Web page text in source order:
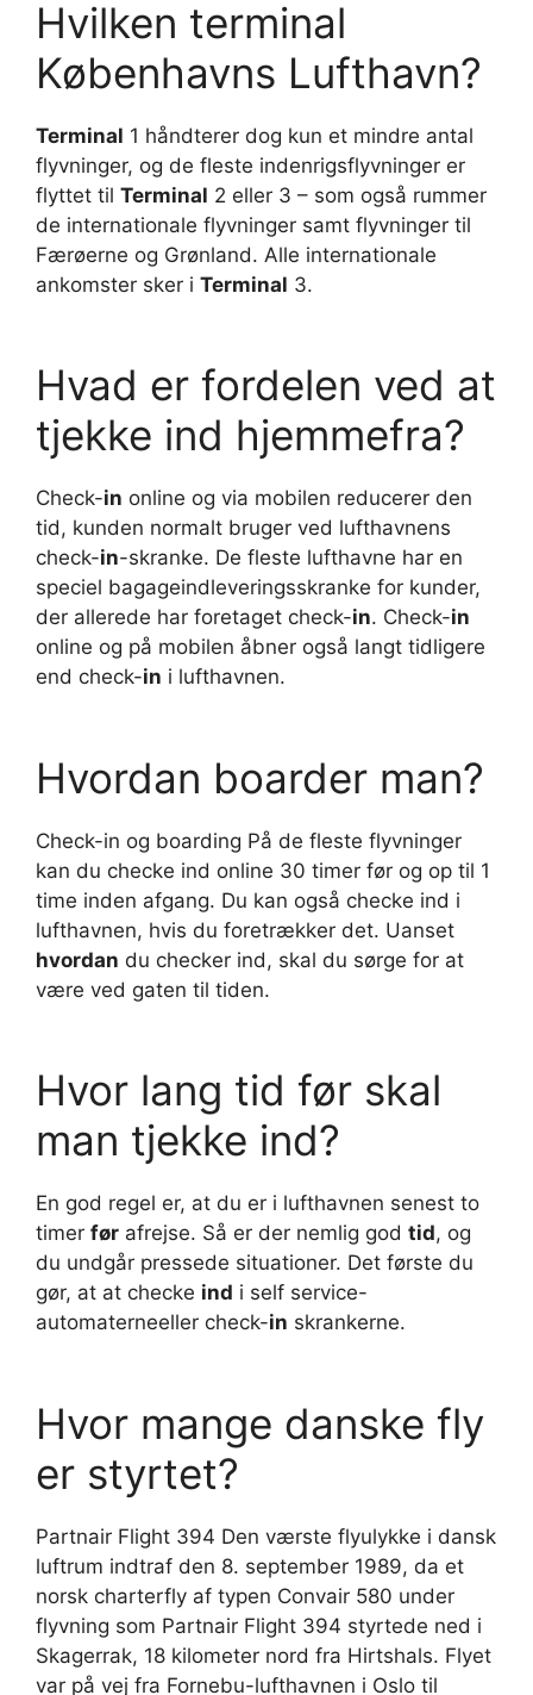
Hvilken terminal
Københavns Lufthavn?
Terminal 1 håndterer dog kun et mindre antal
flyvninger, og de fleste indenrigsflyvninger er
flyttet til Terminal 2 eller 3 – som også rummer
de internationale flyvninger samt flyvninger til
Færøerne og Grønland. Alle internationale
ankomster sker i Terminal 3.
Hvad er fordelen ved at
tjekke ind hjemmefra?
Check-in online og via mobilen reducerer den
tid, kunden normalt bruger ved lufthavnens
check-in-skranke. De fleste lufthavne har en
speciel bagageindleveringsskranke for kunder,
der allerede har foretaget check-in. Check-in
online og på mobilen åbner også langt tidligere
end check-in i lufthavnen.
Hvordan boarder man?
Check-in og boarding På de fleste flyvninger
kan du checke ind online 30 timer før og op til 1
time inden afgang. Du kan også checke ind i
lufthavnen, hvis du foretrækker det. Uanset
hvordan du checker ind, skal du sørge for at
være ved gaten til tiden.
Hvor lang tid før skal
man tjekke ind?
En god regel er, at du er i lufthavnen senest to
timer før afrejse. Så er der nemlig god tid, og
du undgår pressede situationer. Det første du
gør, at at checke ind i self service-
automaterneeller check-in skrankerne.
Hvor mange danske fly
er styrtet?
Partnair Flight 394 Den værste flyulykke i dansk
luftrum indtraf den 8. september 1989, da et
norsk charterfly af typen Convair 580 under
flyvning som Partnair Flight 394 styrtede ned i
Skagerrak, 18 kilometer nord fra Hirtshals. Flyet
var på vej fra Fornebu-lufthavnen i Oslo til